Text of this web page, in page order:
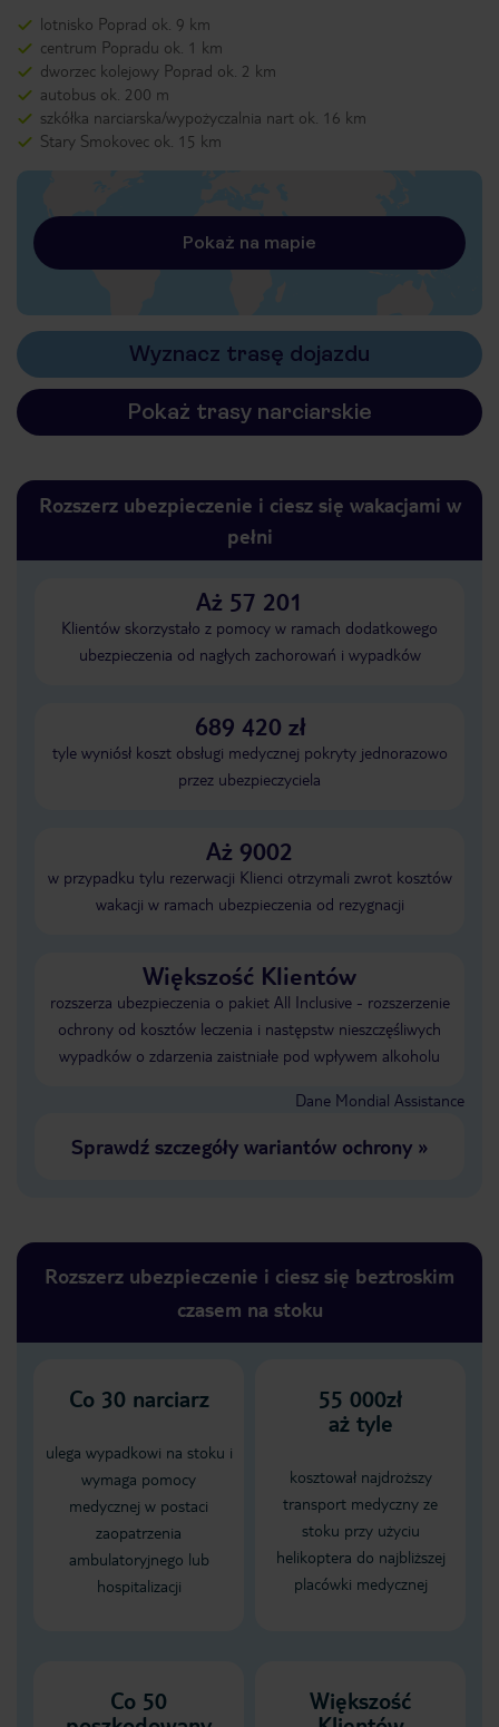
lotnisko Poprad ok. 9 km
centrum Popradu ok. 1 km
dworzec kolejowy Poprad ok. 2 km
autobus ok. 200 m
szkółka narciarska/wypożyczalnia nart ok. 16 km
Stary Smokovec ok. 15 km
Pokaż na mapie
Wyznacz trasę dojazdu
Pokaż trasy narciarskie
Rozszerz ubezpieczenie i ciesz się wakacjami w
pełni
Aż 57 201
Klientów skorzystało z pomocy w ramach dodatkowego
ubezpieczenia od nagłych zachorowań i wypadków
689 420 zł
tyle wyniósł koszt obsługi medycznej pokryty jednorazowo
przez ubezpieczyciela
Aż 9002
w przypadku tylu rezerwacji Klienci otrzymali zwrot kosztów
wakacji w ramach ubezpieczenia od rezygnacji
Większość Klientów
rozszerza ubezpieczenia o pakiet All Inclusive - rozszerzenie
ochrony od kosztów leczenia i następstw nieszczęśliwych
wypadków o zdarzenia zaistniałe pod wpływem alkoholu
Dane Mondial Assistance
Sprawdź szczegóły wariantów ochrony»
Rozszerz ubezpieczenie i ciesz się beztroskim
czasem na stoku
Co 30 narciarz
ulega wypadkowi na stoku i
wymaga pomocy
medycznej w postaci
zaopatrzenia
ambulatoryjnego lub
hospitalizacji
55 000zł
aż tyle
kosztował najdroższy
transport medyczny ze
stoku przy użyciu
helikoptera do najbliższej
placówki medycznej
Co 50
Większość